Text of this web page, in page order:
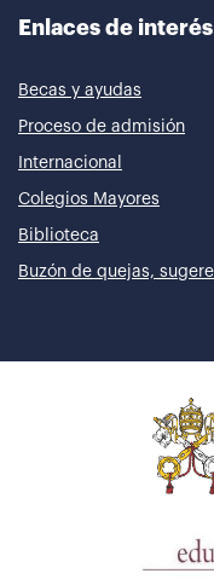
Enlaces de interés
Becas y ayudas
Proceso de admisión
Internacional
Colegios Mayores
Biblioteca
Buzón de quejas,